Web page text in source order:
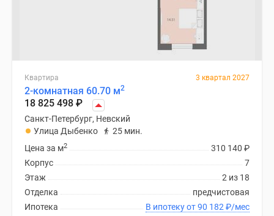
Квартира 3 квартал 2027
2-комнатная 60.70 м2
18 825 498 ₽
Санкт-Петербург, Невский
Улица Дыбенко
25 мин.
310 140 ₽
Цена за м2
7
Корпус
2 из 18
Этаж
предчистовая
Отделка
В ипотеку от 90 182 ₽/мес
Ипотека